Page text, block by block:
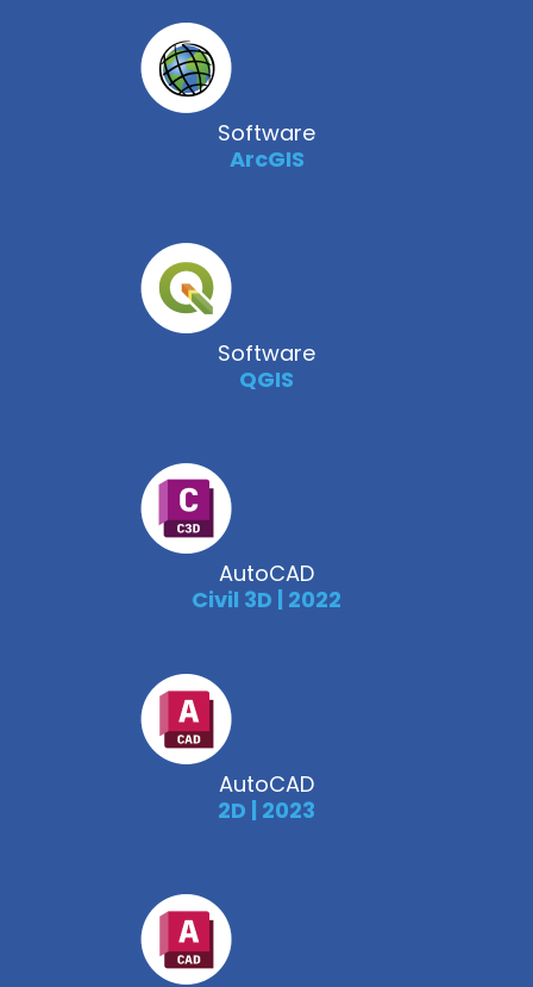
Software
ArcGIS
Software
QGIS
AutoCAD
Civil 3D | 2022
AutoCAD
2D | 2023